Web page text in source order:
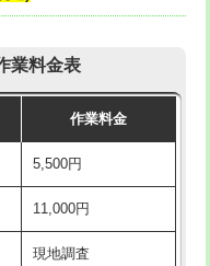
16,500円
現場見積
。
11,000円+材料費
13,200円
16,500円
16,500円
16,500円
業料金表
作業料金
5,500円
11,000円
現地調査